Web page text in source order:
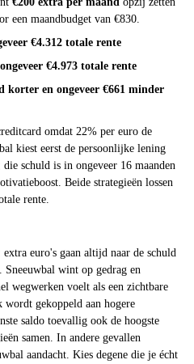
een maandbudget van €830.
€4.312 totale rente
€4.973 totale rente
korter en ongeveer €661 minder
omdat 22% per euro de
kiest eerst de persoonlijke lening
schuld is in ongeveer 16 maanden
Beide strategieën lossen
rente.
euro's gaan altijd naar de schuld
wint op gedrag en
wegwerken voelt als een zichtbare
gekoppeld aan hogere
saldo toevallig ook de hoogste
samen. In andere gevallen
aandacht. Kies degene die je écht